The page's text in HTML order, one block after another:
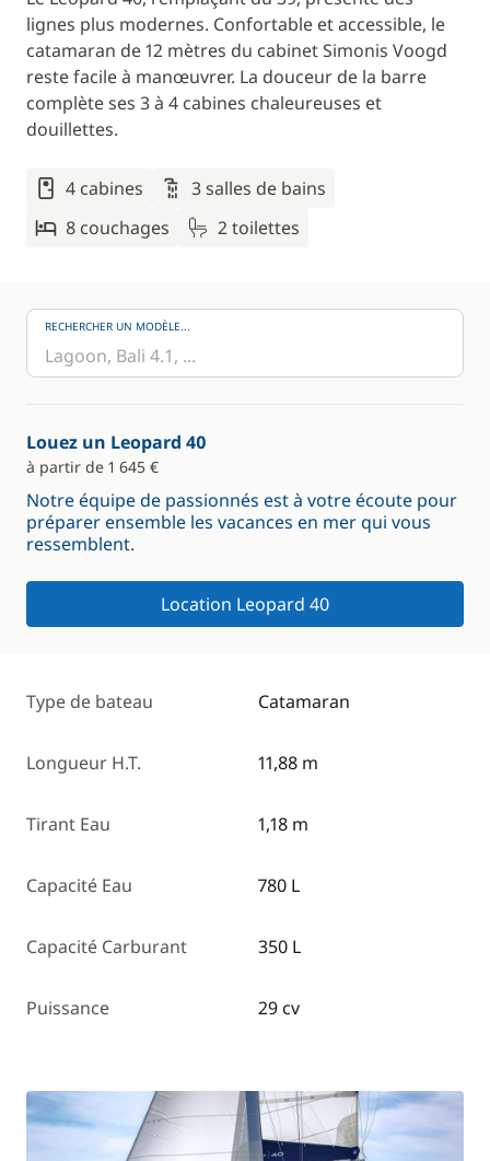
lignes plus modernes. Confortable et accessible, le
catamaran de 12 mètres du cabinet Simonis Voogd
reste facile à manœuvrer. La douceur de la barre
complète ses 3 à 4 cabines chaleureuses et
douillettes.
4 cabines
3 salles de bains
8 couchages
2 toilettes
RECHERCHER UN MODÈLE...
Louez un Leopard 40
à partir de 1 645 €
Notre équipe de passionnés est à votre écoute pour
préparer ensemble les vacances en mer qui vous
ressemblent.
Location Leopard 40
Type de bateau Catamaran
Longueur H.T. 11,88 m
Tirant Eau 1,18 m
Capacité Eau 780 L
Capacité Carburant 350 L
Puissance 29 cv